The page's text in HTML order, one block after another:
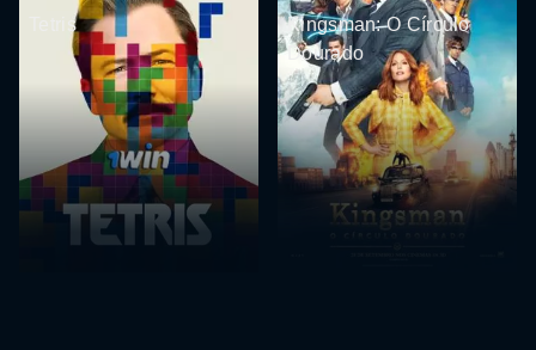
Tetris
Kingsman: O Círculo
Dourado